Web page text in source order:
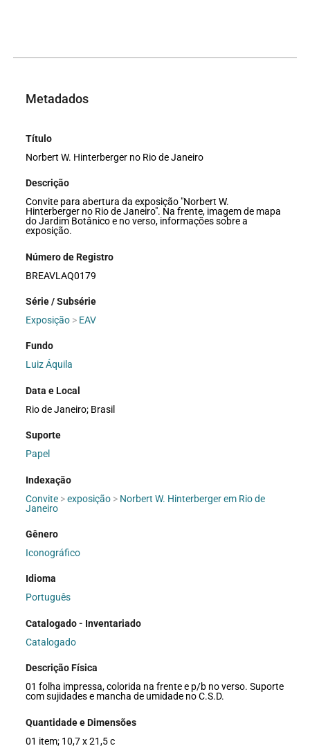
Metadados
Título
Norbert W. Hinterberger no Rio de Janeiro
Descrição
Convite para abertura da exposição "Norbert W.
Hinterberger no Rio de Janeiro". Na frente, imagem de mapa
do Jardim Botânico e no verso, informações sobre a
exposição.
Número de Registro
BREAVLAQ0179
Série / Subsérie
Exposição > EAV
Fundo
Luiz Áquila
Data e Local
Rio de Janeiro; Brasil
Suporte
Papel
Indexação
Convite >exposição > Norbert W. Hinterberger em Rio de
Janeiro
Gênero
Iconográfico
Idioma
Português
Catalogado - Inventariado
Catalogado
Descrição Física
01 folha impressa, colorida na frente e p/b no verso. Suporte
com sujidades e mancha de umidade no C.S.D.
Quantidade e Dimensões
01 item; 10,7 x 21,5 c